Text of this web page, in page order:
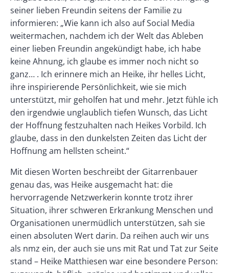
seiner lieben Freundin seitens der Familie zu
informieren: „Wie kann ich also auf Social Media
weitermachen, nachdem ich der Welt das Ableben
einer lieben Freundin angekündigt habe, ich habe
keine Ahnung, ich glaube es immer noch nicht so
ganz… . Ich erinnere mich an Heike, ihr helles Licht,
ihre inspirierende Persönlichkeit, wie sie mich
unterstützt, mir geholfen hat und mehr. Jetzt fühle ich
den irgendwie unglaublich tiefen Wunsch, das Licht
der Hoffnung festzuhalten nach Heikes Vorbild. Ich
glaube, dass in den dunkelsten Zeiten das Licht der
Hoffnung am hellsten scheint.“
Mit diesen Worten beschreibt der Gitarrenbauer
genau das, was Heike ausgemacht hat: die
hervorragende Netzwerkerin konnte trotz ihrer
Situation, ihrer schweren Erkrankung Menschen und
Organisationen unermüdlich unterstützen, sah sie
einen absoluten Wert darin. Da reihen auch wir uns
als nmz ein, der auch sie uns mit Rat und Tat zur Seite
stand – Heike Matthiesen war eine besondere Person: